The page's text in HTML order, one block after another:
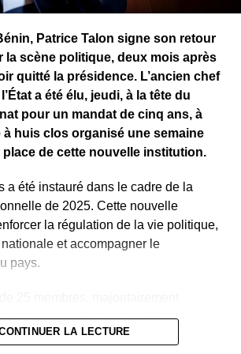
Patrice Talon signe son retour
la scène politique, deux mois après
quitté la présidence. L’ancien chef
a été élu, jeudi, à la tête du
pour un mandat de cinq ans, à
à huis clos organisé une semaine
place de cette nouvelle institution.
a été instauré dans le cadre de la
de 2025. Cette nouvelle
la régulation de la vie politique,
et accompagner le
pays.
de la République, Romuald
s’ajoutent des membres de droit.
LA LECTURE